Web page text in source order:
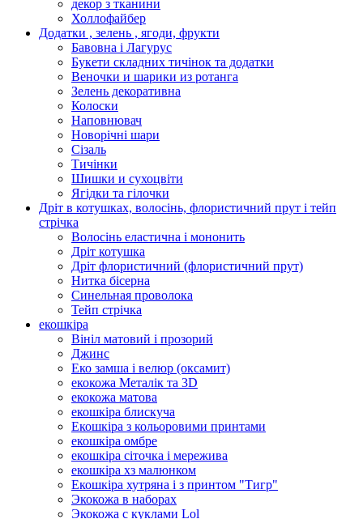
декор з тканини
Холлофайбер
Додатки , зелень , ягоди, фрукти
Бавовна і Лагурус
Букети складних тичінок та додатки
Веночки и шарики из ротанга
Зелень декоративна
Колоски
Наповнювач
Новорічні шари
Сізаль
Тичінки
Шишки и сухоцвіти
Ягідки та гілочки
Дріт в котушках, волосінь, флористичний прут і тейп
стрічка
Волосінь еластична і мононить
Дріт котушка
Дріт флористичний (флористичний прут)
Нитка бісерна
Синельная проволока
Тейп стрічка
екошкіра
Вініл матовий і прозорий
Джинс
Еко замша і велюр (оксамит)
екокожа Металік та 3D
екокожа матова
екошкіра блискуча
Екошкіра з кольоровими принтами
екошкіра омбре
екошкіра сіточка і мережива
екошкіра хз малюнком
Екошкіра хутряна і з принтом "Тигр"
Экокожа в наборах
Экокожа с куклами Lol